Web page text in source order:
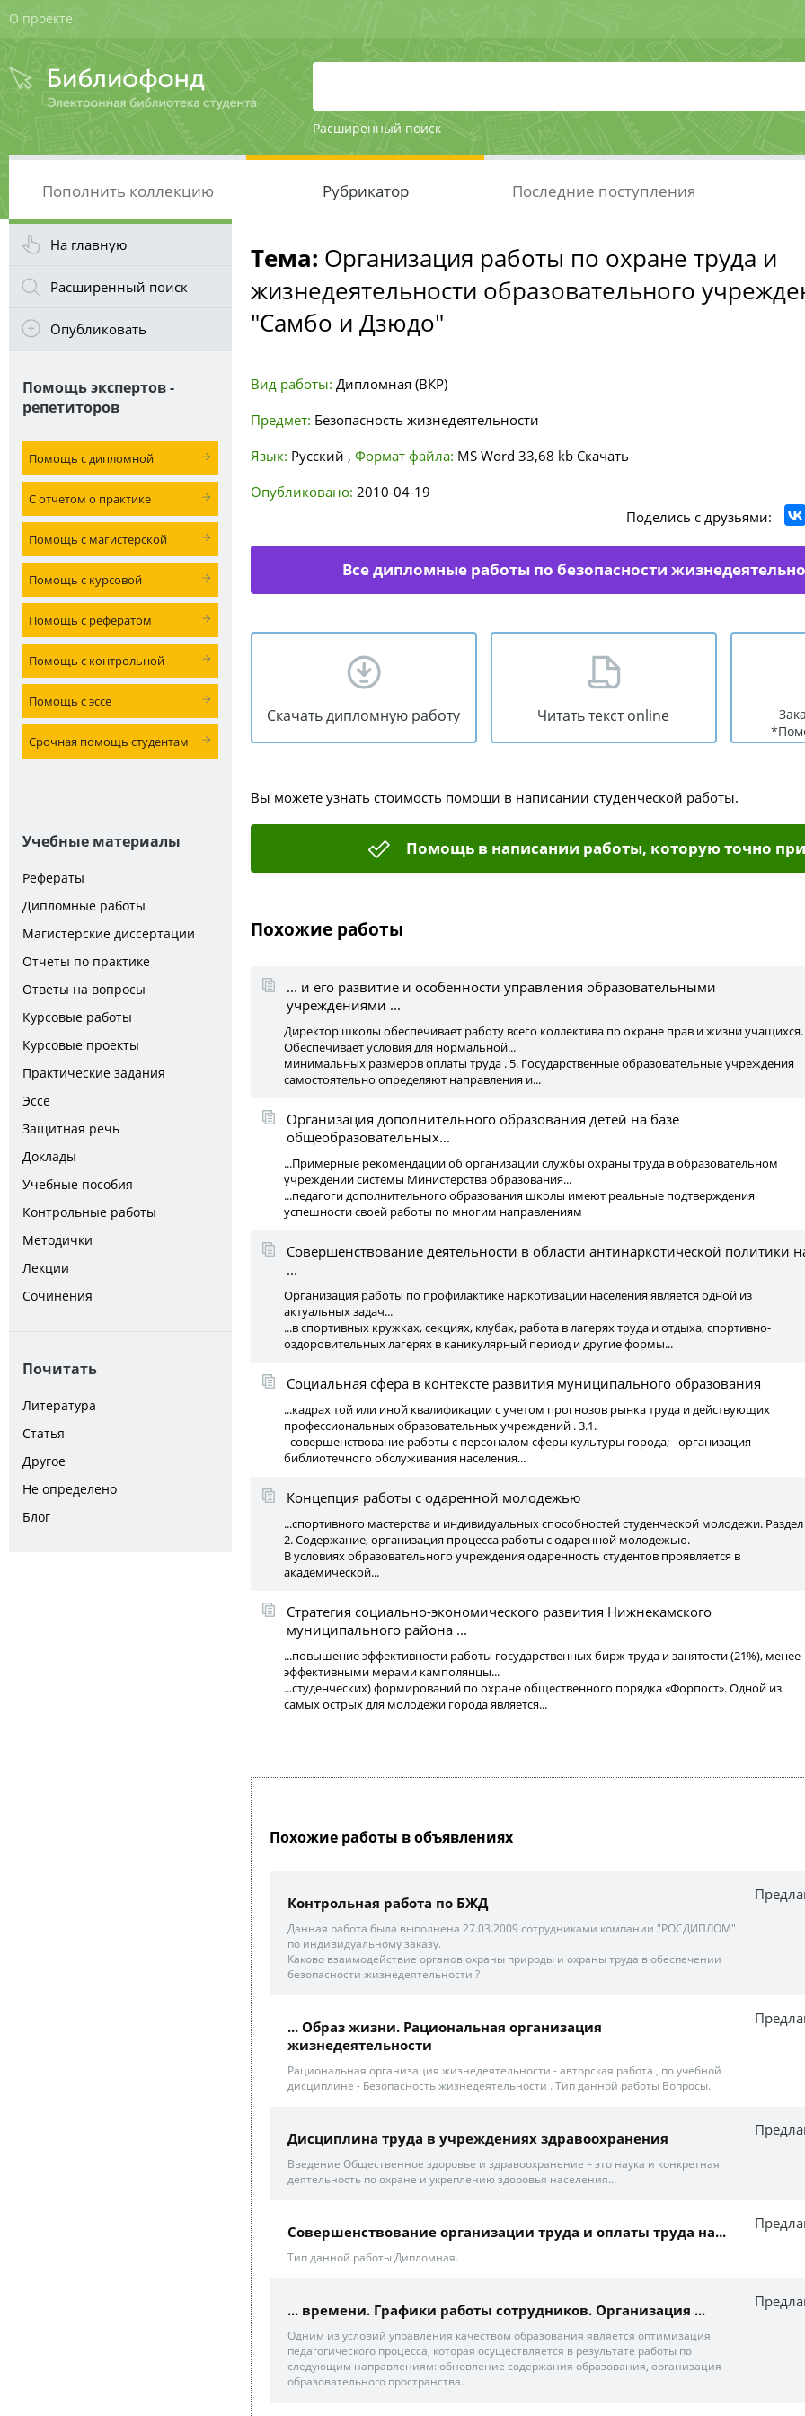
О проекте
Расширенный поиск
Пополнить коллекцию Рубрикатор Последние поступления
На главную
Расширенный поиск
Опубликовать
Помощь экспертов -
репетиторов
Помощь с дипломной
С отчетом о практике
Помощь с магистерской
Помощь с курсовой
Помощь с рефератом
Помощь с контрольной
Помощь с эссе
Срочная помощь студентам
Учебные материалы
Рефераты
Дипломные работы
Магистерские диссертации
Отчеты по практике
Ответы на вопросы
Курсовые работы
Курсовые проекты
Практические задания
Эссе
Защитная речь
Доклады
Учебные пособия
Контрольные работы
Методички
Лекции
Сочинения
Почитать
Литература
Статья
Другое
Не определено
Блог
Тема: Организация работы по охране труда и
жизнедеятельности образовательного
"Самбо и Дзюдо"
Вид работы: Дипломная (ВКР)
Предмет: Безопасность жизнедеятельности
Язык: Русский , Формат файла: MS Word 33,68 kb Скачать
Опубликовано: 2010-04-19
Поделись с друзьями:
Все дипломные работы по безопасности
Скачать дипломную работу Читать текст online
Вы можете узнать стоимость помощи в написании студенческой работы.
Помощь в написании работы, которую точно
Похожие работы
... и его развитие и особенности управления образовательными
учреждениями ...
Директор школы обеспечивает работу всего коллектива по охране прав и жизни учащихся.
Обеспечивает условия для нормальной...
минимальных размеров оплаты труда . 5. Государственные образовательные учреждения
самостоятельно определяют направления и...
Организация дополнительного образования детей на базе
общеобразовательных...
...Примерные рекомендации об организации службы охраны труда в образовательном
учреждении системы Министерства образования...
...педагоги дополнительного образования школы имеют реальные подтверждения
успешности своей работы по многим направлениям
Совершенствование деятельности в области антинаркотической политики
...
Организация работы по профилактике наркотизации населения является одной из
актуальных задач...
...в спортивных кружках, секциях, клубах, работа в лагерях труда и отдыха, спортивно-
оздоровительных лагерях в каникулярный период и другие формы...
Социальная сфера в контексте развития муниципального образования
...кадрах той или иной квалификации с учетом прогнозов рынка труда и действующих
профессиональных образовательных учреждений . 3.1.
- совершенствование работы с персоналом сферы культуры города; - организация
библиотечного обслуживания населения...
Концепция работы с одаренной молодежью
...спортивного мастерства и индивидуальных способностей студенческой молодежи. Раздел
2. Содержание, организация процесса работы с одаренной молодежью.
В условиях образовательного учреждения одаренность студентов проявляется в
академической...
Стратегия социально-экономического развития Нижнекамского
муниципального района ...
...повышение эффективности работы государственных бирж труда и занятости (21%), менее
эффективными мерами камполянцы...
...студенческих) формирований по охране общественного порядка «Форпост». Одной из
самых острых для молодежи города является...
Похожие работы в объявлениях
Контрольная работа по БЖД
Данная работа была выполнена 27.03.2009 сотрудниками компании "РОСДИПЛОМ"
по индивидуальному заказу.
Каково взаимодействие органов охраны природы и охраны труда в обеспечении
безопасности жизнедеятельности ?
... Образ жизни. Рациональная организация
жизнедеятельности
Рациональная организация жизнедеятельности - авторская работа , по учебной
дисциплине - Безопасность жизнедеятельности . Тип данной работы Вопросы.
Дисциплина труда в учреждениях здравоохранения
Введение Общественное здоровье и здравоохранение – это наука и конкретная
деятельность по охране и укреплению здоровья населения...
Совершенствование организации труда и оплаты труда на...
Тип данной работы Дипломная.
... времени. Графики работы сотрудников. Организация ...
Одним из условий управления качеством образования является оптимизация
педагогического процесса, которая осуществляется в результате работы по
следующим направлениям: обновление содержания образования, организация
образовательного пространства.